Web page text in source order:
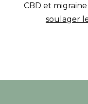
CBD et
soulager